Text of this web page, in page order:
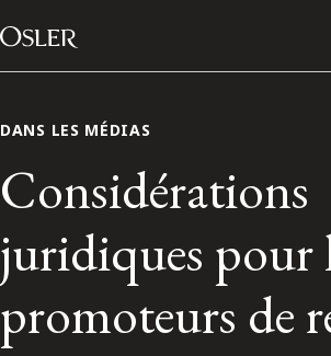
Passer au contenu
Main Navigation
DANS LES MÉDIAS
Considérations
juridiques pour
promoteurs de